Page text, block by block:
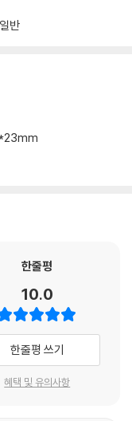
반
한줄평
10.0
한줄평 쓰기
혜택 및 유의사항